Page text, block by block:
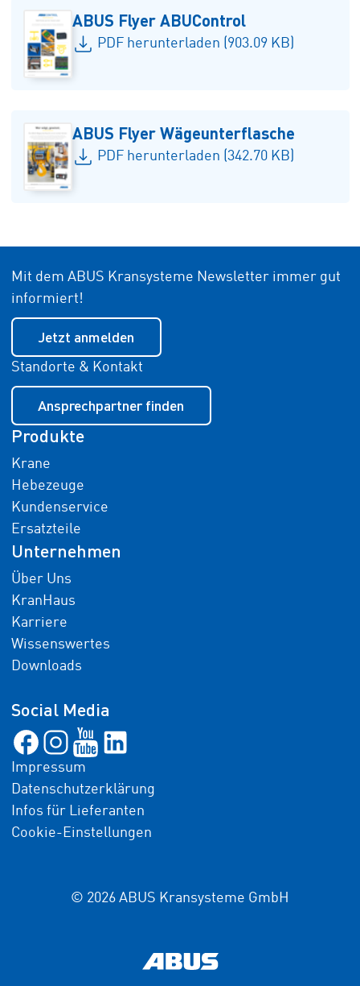
ABUS Flyer ABUControl
PDF herunterladen (903.09 KB)
ABUS Flyer Wägeunterflasche
PDF herunterladen (342.70 KB)
Mit dem ABUS Kransysteme Newsletter immer gut
informiert!
Jetzt anmelden
Standorte & Kontakt
Ansprechpartner finden
Produkte
Krane
Hebezeuge
Kundenservice
Ersatzteile
Unternehmen
Über Uns
KranHaus
Karriere
Wissenswertes
Downloads
Social Media
Impressum
Datenschutzerklärung
Infos für Lieferanten
Cookie-Einstellungen
© 2026 ABUS Kransysteme GmbH